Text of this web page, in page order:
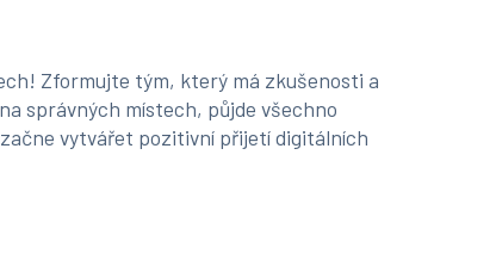
Zformujte tým, který má zkušenosti a
správných místech, půjde všechno
vytvářet pozitivní přijetí digitálních